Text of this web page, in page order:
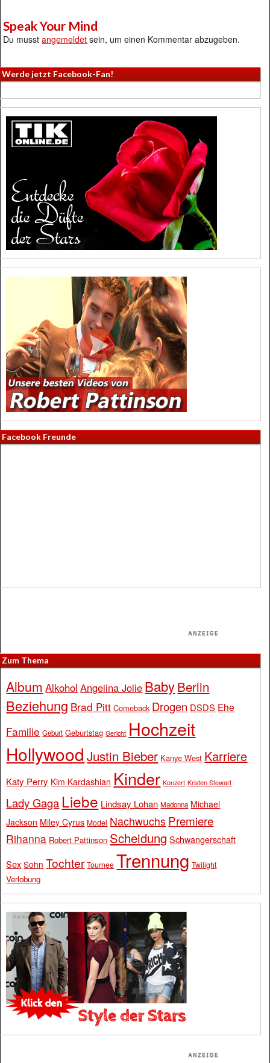
Speak Your Mind
Du musstangemeldet sein, um einen Kommentar abzugeben.
Werde jetzt Facebook-Fan!
Facebook Freunde
Zum Thema
Album Alkohol Angelina Jolie BabyBerlin
Beziehung Brad Pitt Comeback Drogen DSDS Ehe
Familie Geburt Geburtstag Gericht Hochzeit
Hollywood Justin Bieber Kanye West Karriere
Katy Perry Kim Kardashian Kinder Konzert Kristen Stewart
Lady Gaga Liebe Lindsay Lohan Madonna Michael
Jackson Miley Cyrus Model Nachwuchs Premiere
Rihanna Robert Pattinson Scheidung Schwangerschaft
Sex Sohn Tochter Tournee Trennung Twilight
Verlobung